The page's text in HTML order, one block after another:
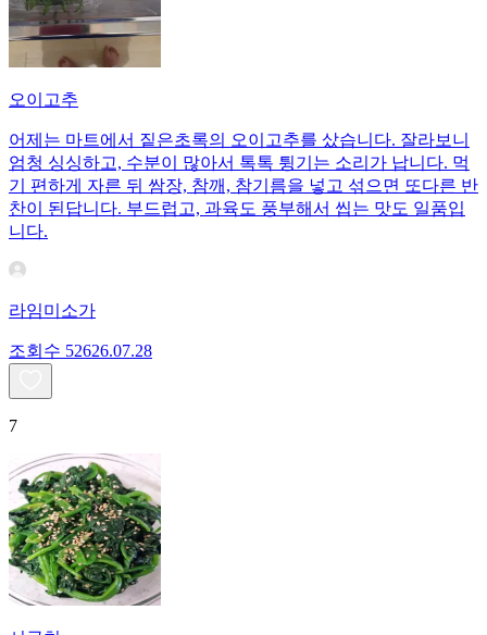
오이고추
어제는 마트에서 짙은초록의 오이고추를 샀습니다. 잘라보니
엄청 싱싱하고, 수분이 많아서 톡톡 튕기는 소리가 납니다. 먹
기 편하게 자른 뒤 쌈장, 참깨, 참기름을 넣고 섞으면 또다른 반
찬이 된답니다. 부드럽고, 과육도 풍부해서 씹는 맛도 일품입
니다.
라임미소가
조회수 52626.07.28
7